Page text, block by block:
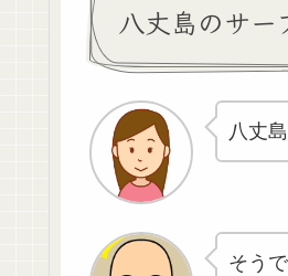
八丈島のサー
八丈
そう